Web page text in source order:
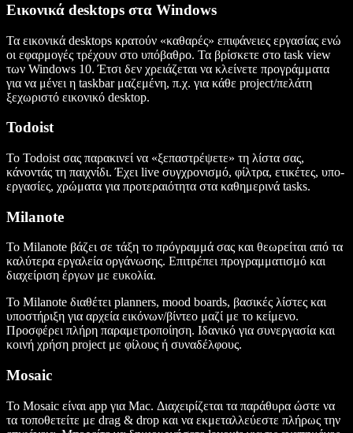
Εικονικά desktops στα Windows
Τα εικονικά desktops κρατούν «καθαρές» επιφάνειες εργασίας ενώ
οι εφαρμογές τρέχουν στο υπόβαθρο. Τα βρίσκετε στο task view
των Windows 10. Έτσι δεν χρειάζεται να κλείνετε προγράμματα
για να μένει η taskbar μαζεμένη, π.χ. για κάθε project/πελάτη
ξεχωριστό εικονικό desktop.
Todoist
Το Todoist σας παρακινεί να «ξεπαστρέψετε» τη λίστα σας,
κάνοντάς τη παιχνίδι. Έχει live συγχρονισμό, φίλτρα, ετικέτες, υπο-
εργασίες, χρώματα για προτεραιότητα στα καθημερινά tasks.
Milanote
Το Milanote βάζει σε τάξη το πρόγραμμά σας και θεωρείται από τα
καλύτερα εργαλεία οργάνωσης. Επιτρέπει προγραμματισμό και
διαχείριση έργων με ευκολία.
Το Milanote διαθέτει planners, mood boards, βασικές λίστες και
υποστήριξη για αρχεία εικόνων/βίντεο μαζί με το κείμενο.
Προσφέρει πλήρη παραμετροποίηση. Ιδανικό για συνεργασία και
κοινή χρήση project με φίλους ή συναδέλφους.
Mosaic
Το Mosaic είναι app για Mac. Διαχειρίζεται τα παράθυρα ώστε να
τα τοποθετείτε με drag & drop και να εκμεταλλεύεστε πλήρως την